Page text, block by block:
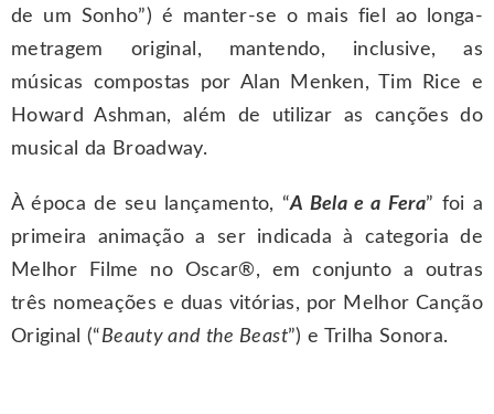
de um Sonho”) é manter-se o mais fiel ao longa-
metragem original, mantendo, inclusive, as
músicas compostas por Alan Menken, Tim Rice e
Howard Ashman, além de utilizar as canções do
musical da Broadway.
À época de seu lançamento, “A Bela e a Fera” foi a
primeira animação a ser indicada à categoria de
Melhor Filme no Oscar®, em conjunto a outras
três nomeações e duas vitórias, por Melhor Canção
Original (“Beauty and the Beast”) e Trilha Sonora.